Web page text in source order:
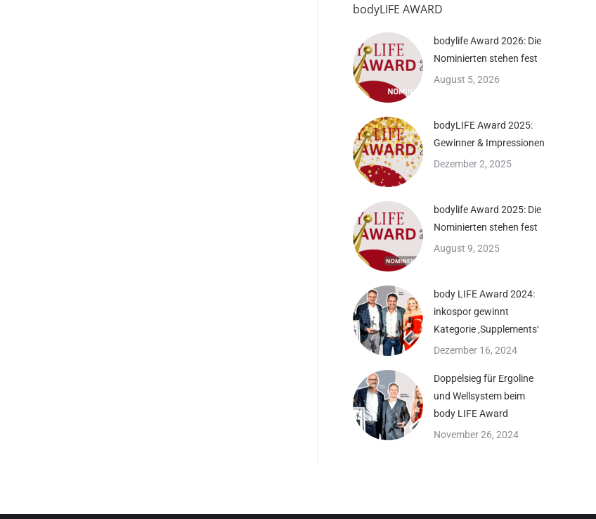
bodyLIFE AWARD
bodylife Award 2026: Die
Nominierten stehen fest
August 5, 2026
bodyLIFE Award 2025:
Gewinner & Impressionen
Dezember 2, 2025
bodylife Award 2025: Die
Nominierten stehen fest
August 9, 2025
body LIFE Award 2024:
inkospor gewinnt
Kategorie ‚Supplements‘
Dezember 16, 2024
Doppelsieg für Ergoline
und Wellsystem beim
body LIFE Award
November 26, 2024